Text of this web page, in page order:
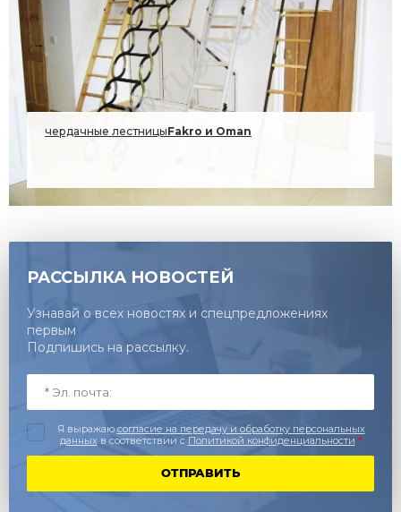
чердачные лестницыFakro и Oman
РАССЫЛКА НОВОСТЕЙ
Узнавай о всех новостях и спецпредложениях
первым
Подпишись на рассылку.
Я выражаю согласие на передачу и обработку персональных
данныхв соответствии с Политикой конфиденциальности *
ОТПРАВИТЬ